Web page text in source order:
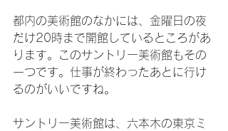
都内の美術館のなかには、金曜日の夜
だけ20時まで開館しているところがあ
ります。このサントリー美術館もその
一つです。仕事が終わったあとに行け
るのがいいですね。
サントリー美術館は、六本木の東京ミ